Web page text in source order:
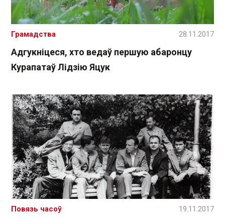
Адгукніцеся, хто ведаў першую абаронцу
Курапатаў Лідзію Яцук
Грамадства 28.11.2017
Повязь часоў 19.11.2017